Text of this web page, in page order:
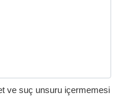
ve suç unsuru içermemesi